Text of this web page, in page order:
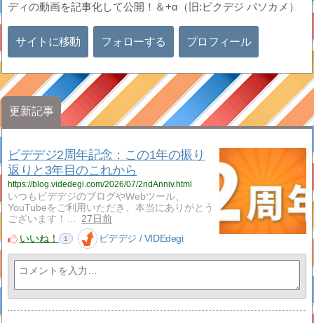
ディの動画を記事化して公開！＆+α（旧:ピクデジ パソカメ）
サイトに移動 フォローする プロフィール
更新記事
ビデデジ2周年記念：この1年の振り
返りと3年目のこれから
https://blog.videdegi.com/2026/07/2ndAnniv.html
いつもビデデジのブログやWebツール、
YouTubeをご利用いただき、本当にありがとう
ございます！…
27日前
いいね！
1 ビデデジ / VIDEdegi